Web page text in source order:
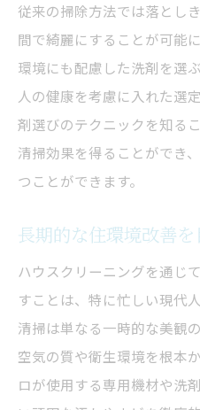
プロと一緒に学ぶ
清掃後の達成感
高品質な生活を支
清掃が家庭環境に
プロの目線で生活
進
健康的なライフス
ング
清掃による生活の
ハウスクリーニングを
ュ法
従来の掃除方法では落とし
間で綺麗にすることが可能
環境にも配慮した洗剤を選
人の健康を考慮に入れた選
剤選びのテクニックを知る
清掃効果を得ることができ
つことができます。
長期的な住環境改善
ハウスクリーニングを通じ
すことは、特に忙しい現代
清掃は単なる一時的な美観
空気の質や衛生環境を根本
ロが使用する専用機材や洗